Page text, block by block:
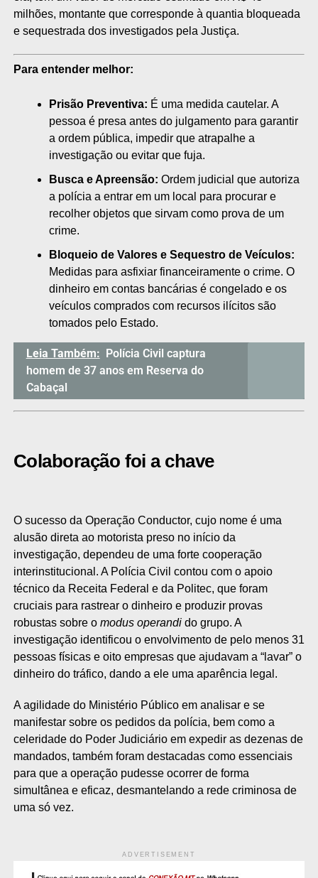
milhões, montante que corresponde à quantia bloqueada
e sequestrada dos investigados pela Justiça.
Para entender melhor:
Prisão Preventiva: É uma medida cautelar. A
pessoa é presa antes do julgamento para garantir
a ordem pública, impedir que atrapalhe a
investigação ou evitar que fuja.
Busca e Apreensão: Ordem judicial que autoriza
a polícia a entrar em um local para procurar e
recolher objetos que sirvam como prova de um
crime.
Bloqueio de Valores e Sequestro de Veículos:
Medidas para asfixiar financeiramente o crime. O
dinheiro em contas bancárias é congelado e os
veículos comprados com recursos ilícitos são
tomados pelo Estado.
Leia Também: Polícia Civil captura
homem de 37 anos em Reserva do
Cabaçal
Colaboração foi a chave
O sucesso da Operação Conductor, cujo nome é uma
alusão direta ao motorista preso no início da
investigação, dependeu de uma forte cooperação
interinstitucional. A Polícia Civil contou com o apoio
técnico da Receita Federal e da Politec, que foram
cruciais para rastrear o dinheiro e produzir provas
robustas sobre o modus operandido grupo. A
investigação identificou o envolvimento de pelo menos 31
pessoas físicas e oito empresas que ajudavam a “lavar” o
dinheiro do tráfico, dando a ele uma aparência legal.
A agilidade do Ministério Público em analisar e se
manifestar sobre os pedidos da polícia, bem como a
celeridade do Poder Judiciário em expedir as dezenas de
mandados, também foram destacadas como essenciais
para que a operação pudesse ocorrer de forma
simultânea e eficaz, desmantelando a rede criminosa de
uma só vez.
ADVERTISEMENT